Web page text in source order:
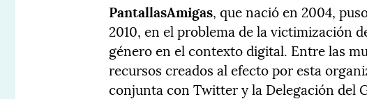
PantallasAmigas, que nació en 2004,
2010, en el problema de la victimización
género en el contexto digital. Entre las
recursos creados al efecto por esta
conjunta con Twitter y la Delegación del